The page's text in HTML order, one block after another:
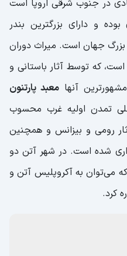
در جنوب شرقی اروپا است
و دارای بزرگترین بندر
بزرگ جهان است. میراث دوران
که توسط آثار باستانی و
آنهامعبد پارتنون
تمدن اولیه غرب محسوب
رومی و بیزانس و همچنین
شده است. در شهر آتن دو
می‌توان به آکروپلیس آتن و
کرد.